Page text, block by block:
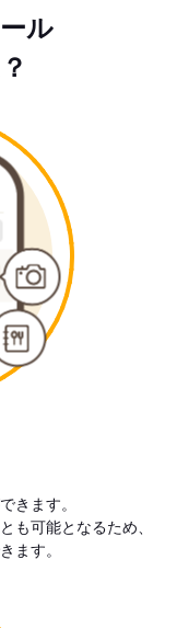
ル
きます。
も可能となるため、
ます。